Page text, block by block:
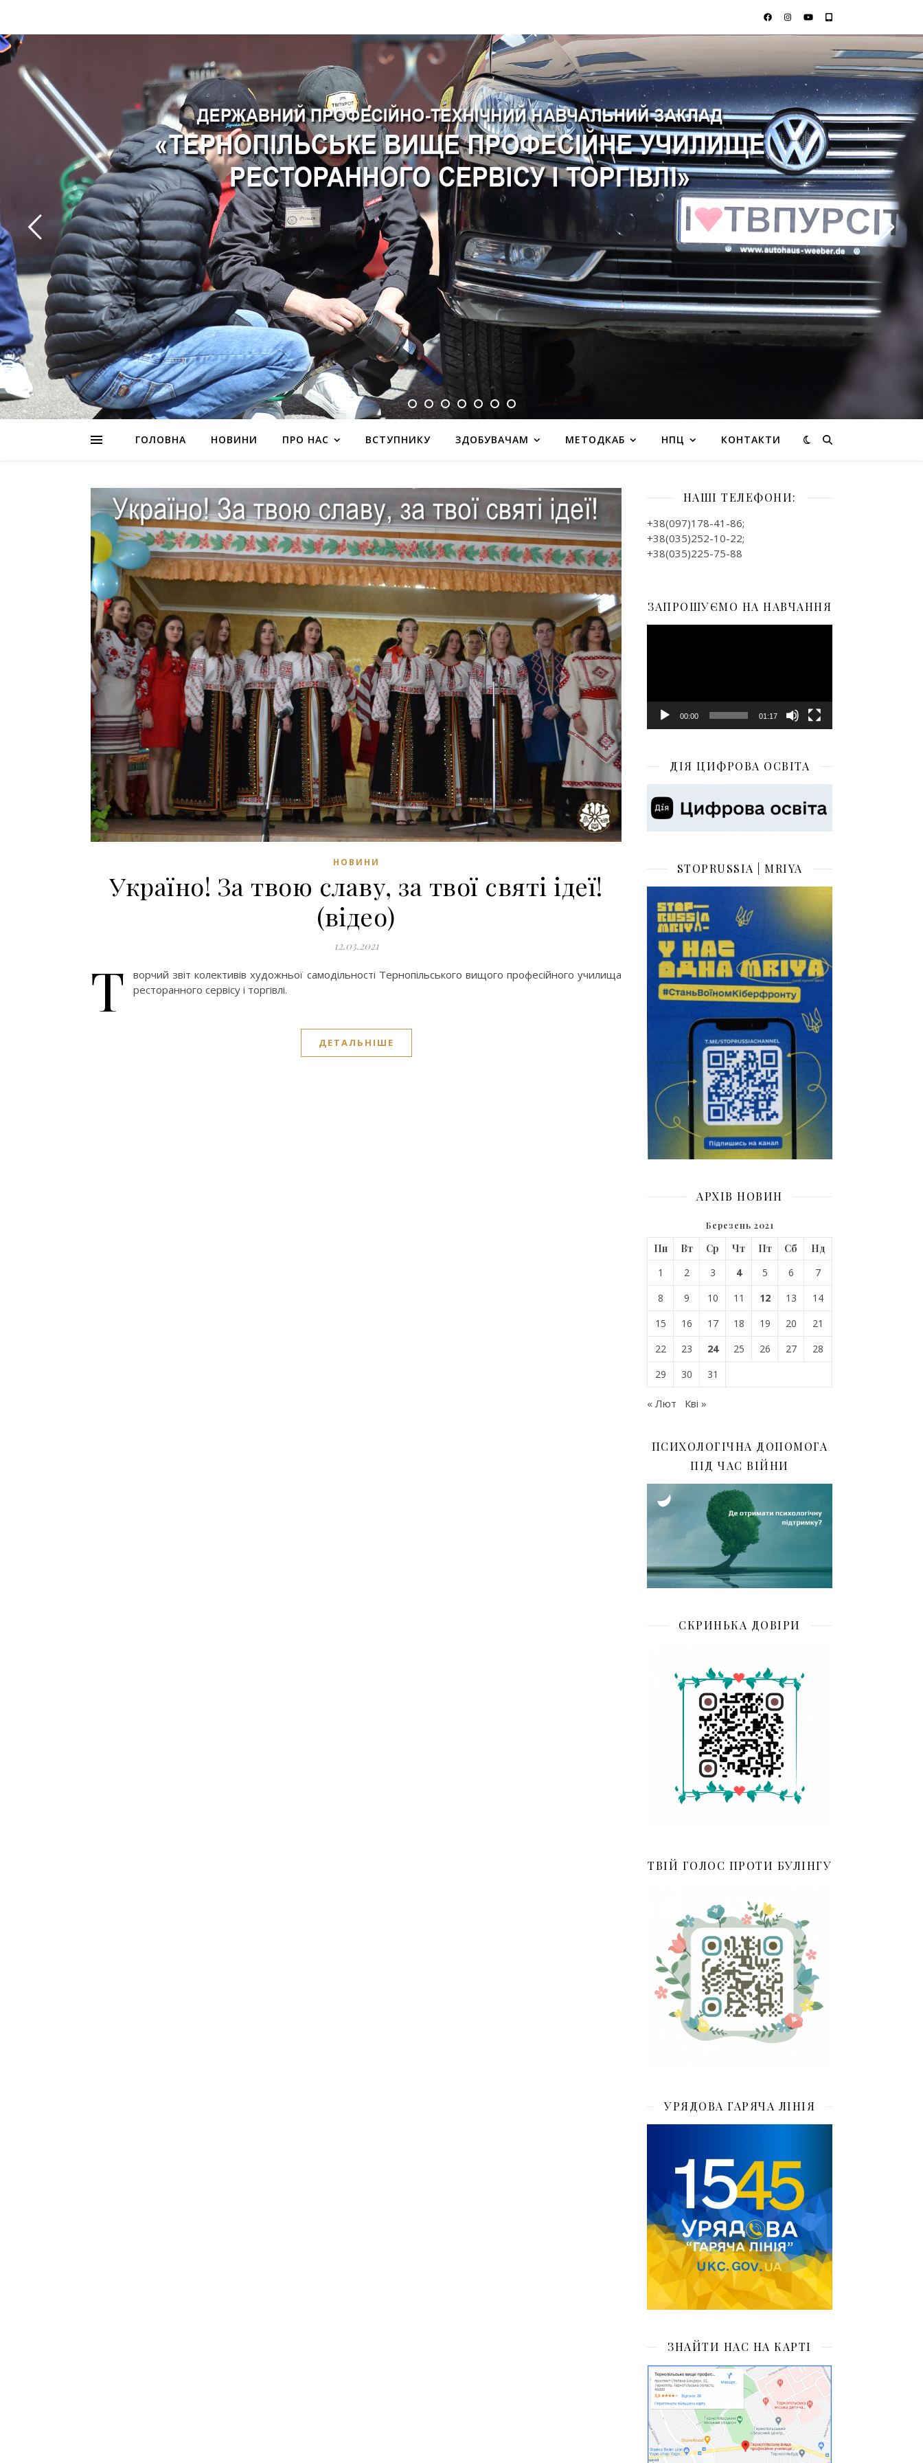
ГОЛОВНА НОВИНИ ПРО НАС ВСТУПНИКУ ЗДОБУВАЧАМ МЕТОДКАБ НПЦ КОНТАКТИ
НОВИНИ
Україно! За твою славу, за твої святі ідеї!
(відео)
12.03.2021
Т
ворчий звіт колективів художньої самодільності Тернопільського вищого професійного училища
ресторанного сервісу і торгівлі.
ДЕТАЛЬНІШЕ
НАШІ ТЕЛЕФОНИ:
+38(097)178-41-86;
+38(035)252-10-22;
+38(035)225-75-88
ЗАПРОШУЄМО НА НАВЧАННЯ
00:00 01:17
ДІЯ ЦИФРОВА ОСВІТА
STOPRUSSIA | MRIYA
АРХІВ НОВИН
Березень 2021
Пн Вт Ср Чт Пт Сб
Нд
1
2 3 4 5 6
7
8
9 10 11 12 13
14
15
16 17 18 19 20
21
22
23 24 25 26 27
28
29
30 31
« Лют Кві »
ПСИХОЛОГІЧНА ДОПОМОГА
ПІД ЧАС ВІЙНИ
СКРИНЬКА ДОВІРИ
ТВІЙ ГОЛОС ПРОТИ БУЛІНГУ
УРЯДОВА ГАРЯЧА ЛІНІЯ
ЗНАЙТИ НАС НА КАРТІ